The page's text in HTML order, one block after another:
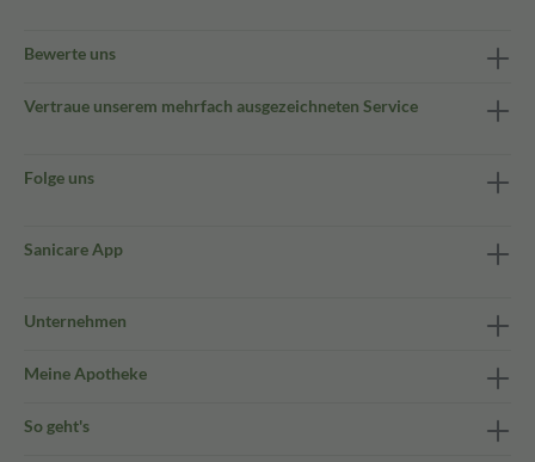
Bewerte uns
Vertraue unserem mehrfach ausgezeichneten Service
Folge uns
Sanicare App
Unternehmen
Meine Apotheke
So geht's